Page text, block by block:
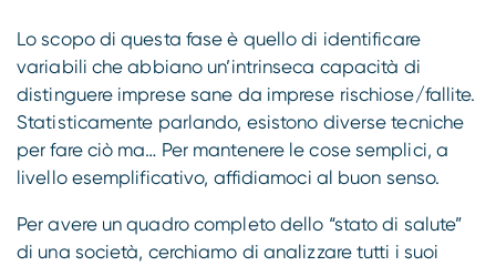
Lo scopo di questa fase è quello di identificare
variabili che abbiano un’intrinseca capacità di
distinguere imprese sane da imprese rischiose/fallite.
Statisticamente parlando, esistono diverse tecniche
per fare ciò ma… Per mantenere le cose semplici, a
livello esemplificativo, affidiamoci al buon senso.
Per avere un quadro completo dello “stato di salute”
di una società, cerchiamo di analizzare tutti i suoi